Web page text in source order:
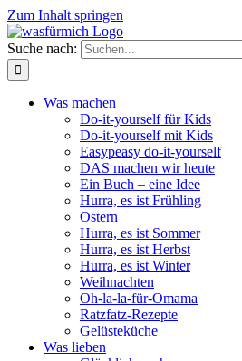
Zum Inhalt springen
Suche nach:
Was machen
Do-it-yourself für Kids
Do-it-yourself mit Kids
Easypeasy do-it-yourself
DAS machen wir heute
Ein Buch – eine Idee
Hurra, es ist Frühling
Ostern
Hurra, es ist Sommer
Hurra, es ist Herbst
Hurra, es ist Winter
Weihnachten
Oh-la-la-für-Omama
Ratzfatz-Rezepte
Gelüsteküche
Was lieben